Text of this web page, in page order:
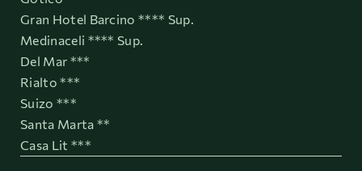
Gran Hotel Barcino **** Sup.
Medinaceli **** Sup.
Del Mar ***
Rialto ***
Suizo ***
Santa Marta **
Casa Lit ***